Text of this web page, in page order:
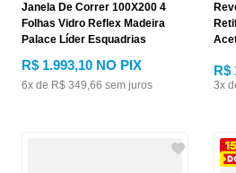
Janela De Correr 100X200 4
Folhas Vidro Reflex Madeira
Palace Líder Esquadrias
R$ 1.993,10 NO PIX
6x de R$ 349,66 sem juros
R$
3x